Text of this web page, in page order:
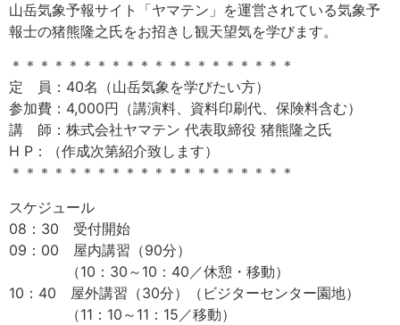
山岳気象予報サイト「ヤマテン」を運営されている気象予
報士の猪熊隆之氏をお招きし観天望気を学びます。
＊＊＊＊＊＊＊＊＊＊＊＊＊＊＊＊＊＊＊＊
定 員：40名（山岳気象を学びたい方）
参加費：4,000円（講演料、資料印刷代、保険料含む）
講 師：株式会社ヤマテン 代表取締役 猪熊隆之氏
H P：（作成次第紹介致します）
＊＊＊＊＊＊＊＊＊＊＊＊＊＊＊＊＊＊＊＊
スケジュール
08：30 受付開始
09：00 屋内講習（90分）
（10：30～10：40／休憩・移動）
10：40 屋外講習（30分）（ビジターセンター園地）
（11：10～11：15／移動）